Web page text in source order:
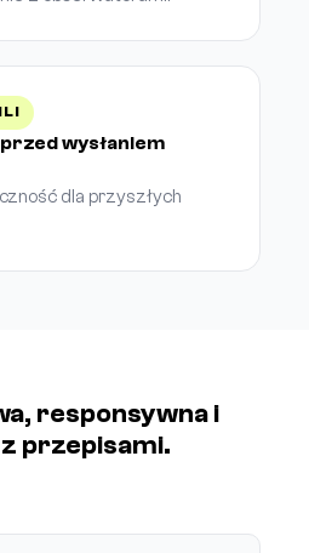
wysłaniem
dla przyszłych
responsywna i
przepisami.